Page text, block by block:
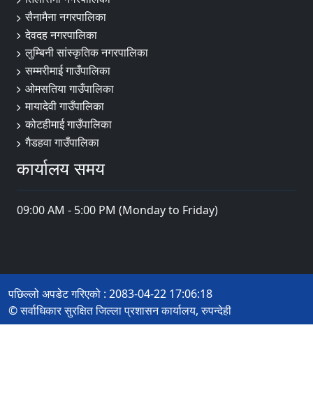
सैनामैना नगरपालिका
देवदह नगरपालिका
लुम्बिनी सांस्कृतिक नगरपालिका
सम्मरीमाई गाउँपालिका
ओमसतिया गाउँपालिका
मायादेवी गाउँपालिका
कोटहीमाई गाउँपालिका
गैडहवा गाउँपालिका
कार्यालय समय
09:00 AM - 5:00 PM (Monday to Friday)
पछिल्लो अपडेट गरिएको : 2083-04-22 17:06:18
© सर्वाधिकार सुरक्षित जिल्ला प्रशासन कार्यालय, रुपन्देही